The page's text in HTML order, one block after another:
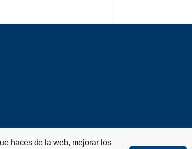
haces de la web, mejorar los